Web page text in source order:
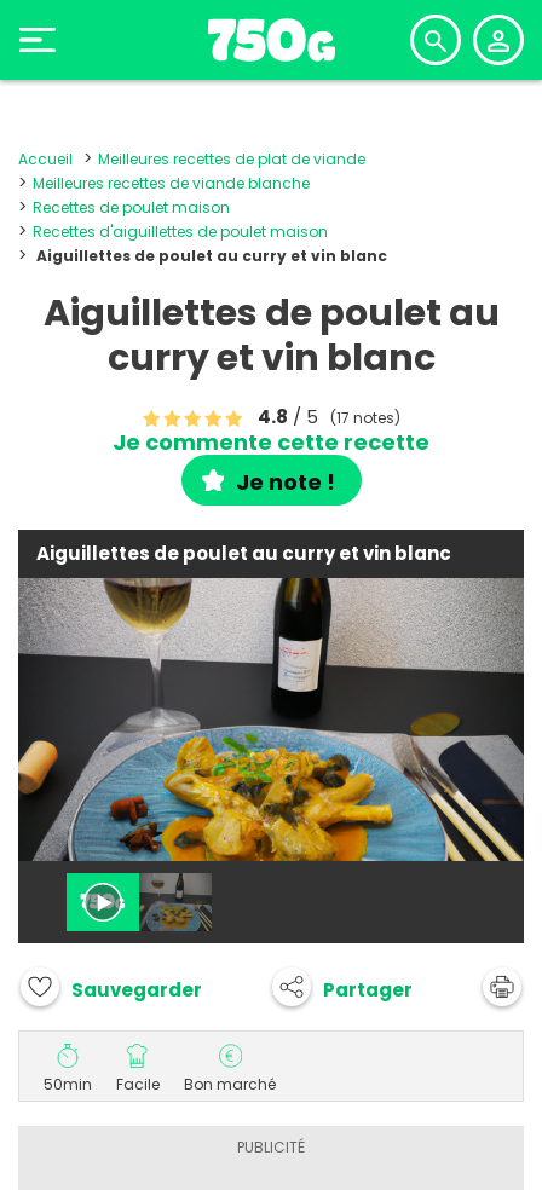
Accueil
Meilleures recettes de plat de viande
Meilleures recettes de viande blanche
Recettes de poulet maison
Recettes d'aiguillettes de poulet maison
Aiguillettes de poulet au curry et vin blanc
Aiguillettes de poulet au
curry et vin blanc
4.8 / 5 (17 notes)
Je commente cette recette
Je note !
Aiguillettes de poulet au curry et vin blanc
Sauvegarder Partager
50min Facile Bon marché